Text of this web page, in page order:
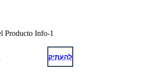
לְהַעְתִיק